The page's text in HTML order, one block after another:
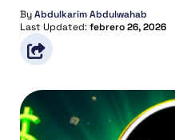
ByAbdulkarim Abdulwahab
Last Updated:febrero 26, 2026